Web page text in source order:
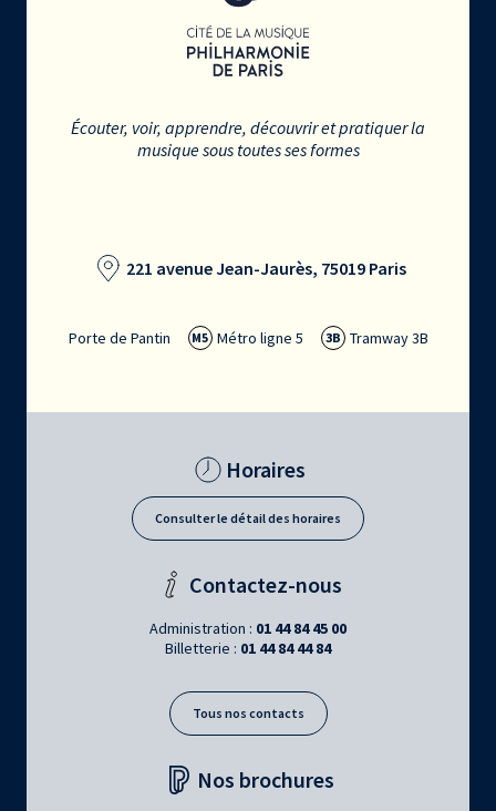
Écouter, voir, apprendre, découvrir et pratiquer la
musique sous toutes ses formes
221 avenue Jean-Jaurès, 75019 Paris
Porte de Pantin M5 Métro ligne 5 3B Tramway 3B
Horaires
Consulter le détail des horaires
Contactez-nous
Administration : 01 44 84 45 00
Billetterie : 01 44 84 44 84
Tous nos contacts
Nos brochures